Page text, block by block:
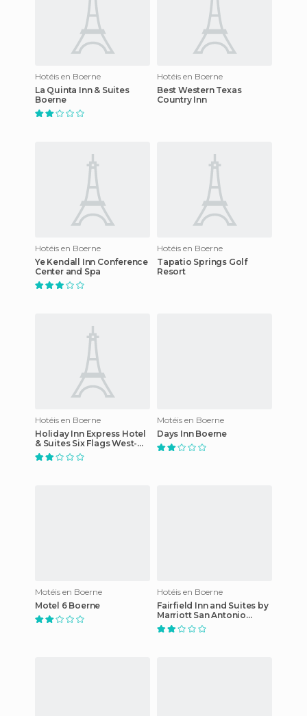
Hotéis en Boerne
La Quinta Inn & Suites
Boerne
Hotéis en Boerne
Best Western Texas
Country Inn
Hotéis en Boerne
Ye Kendall Inn Conference
Center and Spa
Hotéis en Boerne
Tapatio Springs Golf
Resort
Hotéis en Boerne
Holiday Inn Express Hotel
& Suites Six Flags West-
Boerne
Motéis en Boerne
Days Inn Boerne
Motéis en Boerne
Motel 6 Boerne
Hotéis en Boerne
Fairfield Inn and Suites by
Marriott San Antonio
Boerne